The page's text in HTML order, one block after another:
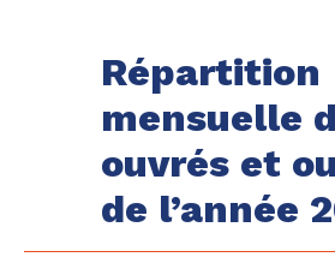
Répartition
mensuelle
ouvrés et
de l’année